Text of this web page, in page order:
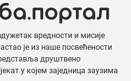
вредности и мисије
је из наше посвећености
друштвено
у којем заједница заузима